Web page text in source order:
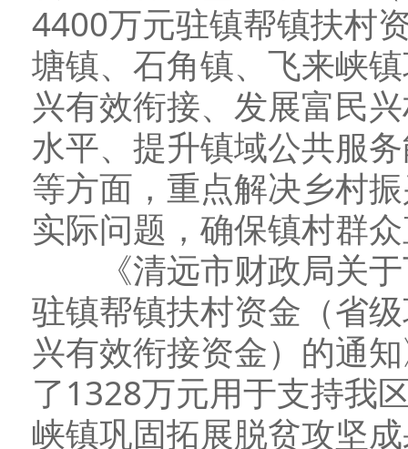
4400万元驻镇帮镇扶村
塘镇、石角镇、飞来峡
兴有效衔接、发展富民
水平、提升镇域公共服
等方面，重点解决乡村
实际问题，确保镇村群
《清远市财政局关于
驻镇帮镇扶村资金（省
兴有效衔接资金）的通
了1328万元用于支持我
峡镇巩固拓展脱贫攻坚